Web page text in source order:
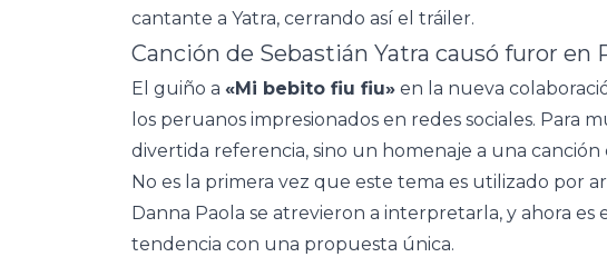
cantante a Yatra, cerrando así el tráiler.
Canción de Sebastián Yatra causó furor en
El guiño a «Mi bebito fiu fiu» en la nueva
los peruanos impresionados en redes sociales. Para
divertida referencia, sino un homenaje a una
No es la primera vez que este tema es utilizado por
Danna Paola se atrevieron a interpretarla, y ahora es
tendencia con una propuesta única.